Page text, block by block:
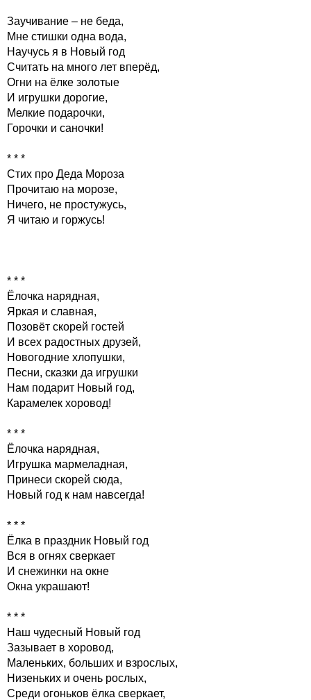
Заучивание – не беда,
Мне стишки одна вода,
Научусь я в Новый год
Считать на много лет вперёд,
Огни на ёлке золотые
И игрушки дорогие,
Мелкие подарочки,
Горочки и саночки!
* * *
Стих про Деда Мороза
Прочитаю на морозе,
Ничего, не простужусь,
Я читаю и горжусь!
* * *
Ёлочка нарядная,
Яркая и славная,
Позовёт скорей гостей
И всех радостных друзей,
Новогодние хлопушки,
Песни, сказки да игрушки
Нам подарит Новый год,
Карамелек хоровод!
* * *
Ёлочка нарядная,
Игрушка мармеладная,
Принеси скорей сюда,
Новый год к нам навсегда!
* * *
Ёлка в праздник Новый год
Вся в огнях сверкает
И снежинки на окне
Окна украшают!
* * *
Наш чудесный Новый год
Зазывает в хоровод,
Маленьких, больших и взрослых,
Низеньких и очень рослых,
Среди огоньков ёлка сверкает,